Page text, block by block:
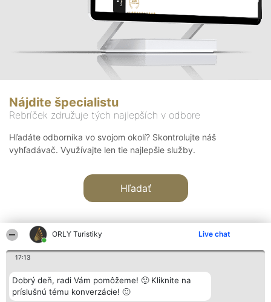
ORLY Turistiky Live chat
17:13
Dobrý deň, radi Vám pomôžeme! 🙂 Kliknite na
príslušnú tému konverzácie! 🙂
Nájdite špecialistu
Rebríček združuje tých najlepších v odbore
Hľadáte odborníka vo svojom okolí? Skontrolujte náš
vyhľadávač. Využívajte len tie najlepšie služby.
Hľadať
Organizátor hodnotenia
Bright Side Solutions sp. z o.
o. sp. k.
Hodnotenie
Laureáti
Lista
Kontakt
Kontakt